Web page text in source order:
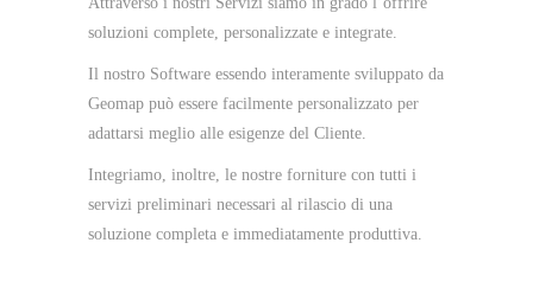
soluzioni complete, personalizzate e integrate.
Il nostro Software essendo interamente sviluppato da
Geomap può essere facilmente personalizzato per
adattarsi meglio alle esigenze del Cliente.
Integriamo, inoltre, le nostre forniture con tutti i
servizi preliminari necessari al rilascio di una
soluzione completa e immediatamente produttiva.